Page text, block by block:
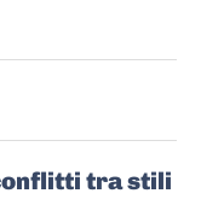
tra stili